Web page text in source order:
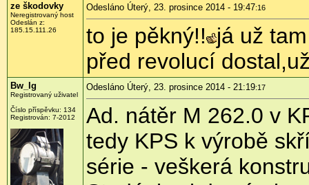
ze škodovky
Neregistrovaný host
Odeslán z:
185.15.111.26
Odesláno Úterý, 23. prosince 2014 - 19:47:16
to je pěkný!! já už
před revolucí
Bw_Ig
Registrovaný uživatel
Číslo příspěvku: 134
Registrován: 7-2012
Odesláno Úterý, 23. prosince 2014 - 21:19:17
Ad. nátěr M 262.0 v
tedy KPS k výrobě
série - veškerá